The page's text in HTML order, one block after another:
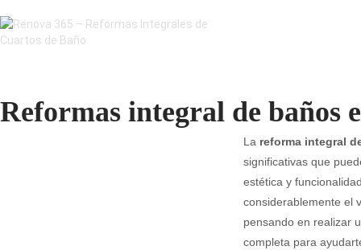
Reformas integral de baños
La reforma integral
significativas que
estética y
considerablemente el
pensando en realizar
completa para